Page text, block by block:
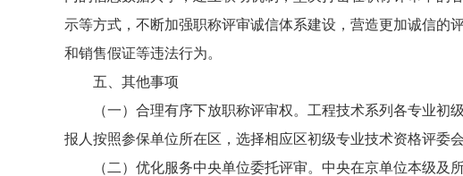
示等方式，不断加强职称评审诚信体系建设，营造更加诚信的
和销售假证等违法行为。
五、其他事项
（一）合理有序下放职称评审权。工程技术系列各专业
报人按照参保单位所在区，选择相应区初级专业技术资格评委会
（二）优化服务中央单位委托评审。中央在京单位本级